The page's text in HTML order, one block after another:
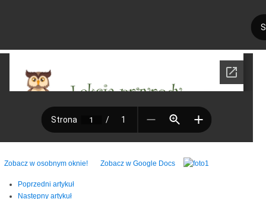
Zobacz w osobnym oknie! Zobacz w Google Docs
Poprzedni artykuł
Następny artykuł